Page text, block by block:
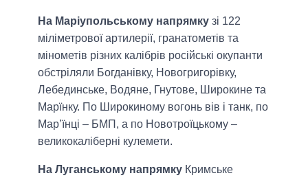
На Маріупольському напрямку зі 122
міліметрової артилерії, гранатометів та
мінометів різних калібрів російські окупанти
обстріляли Богданівку, Новогригорівку,
Лебединське, Водяне, Гнутове, Широкине та
Марїнку. По Широкиному вогонь вів і танк, по
Мар’їнці – БМП, а по Новотроїцькому –
великокаліберні кулемети.
На Луганському напрямку Кримське